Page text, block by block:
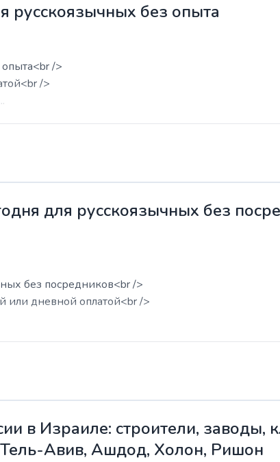
русскоязычных без опыта
/>
/>
для русскоязычных без
без посредников<br />
или дневной оплатой<br />
в Израиле: строители, заводы,
Авив, Ашдод, Холон, Ришон